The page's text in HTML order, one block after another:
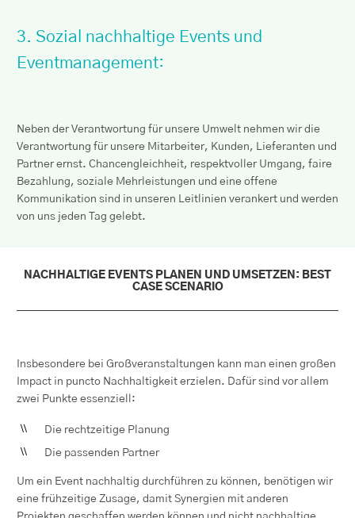
3. Sozial nachhaltige Events und
Eventmanagement:
Neben der Verantwortung für unsere Umwelt nehmen wir die
Verantwortung für unsere Mitarbeiter, Kunden, Lieferanten und
Partner ernst. Chancengleichheit, respektvoller Umgang, faire
Bezahlung, soziale Mehrleistungen und eine offene
Kommunikation sind in unseren Leitlinien verankert und werden
von uns jeden Tag gelebt.
NACHHALTIGE EVENTS PLANEN UND UMSETZEN: BEST
CASE SCENARIO
Insbesondere bei Großveranstaltungen kann man einen großen
Impact in puncto Nachhaltigkeit erzielen. Dafür sind vor allem
zwei Punkte essenziell:
Die rechtzeitige Planung
Die passenden Partner
Um ein Event nachhaltig durchführen zu können, benötigen wir
eine frühzeitige Zusage, damit Synergien mit anderen